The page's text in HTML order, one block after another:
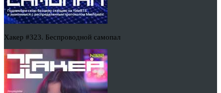
Хакер #323. Беспроводной самопал